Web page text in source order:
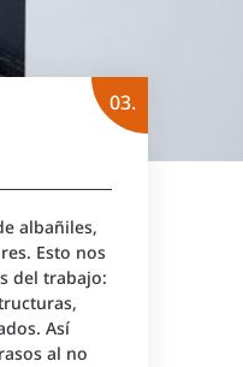
03.
albañiles,
Esto nos
del trabajo:
Así
al no